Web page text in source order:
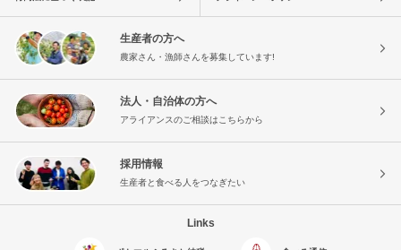
生産者の方へ
農家さん・漁師さんを募集しています!
法人・自治体の方へ
アライアンスのご相談はこちらから
採用情報
生産者と食べる人をつなぎたい
Links